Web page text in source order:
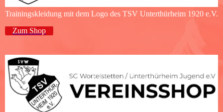
Trainingskleidung mit dem Logo des TSV Unterthürheim 1920 e.V.
Zum Shop